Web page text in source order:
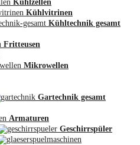
Kühlzellen
Kühlvitrinen
Kühltechnik gesamt
Fritteusen
Mikrowellen
Gartechnik gesamt
Armaturen
Geschirrspüler